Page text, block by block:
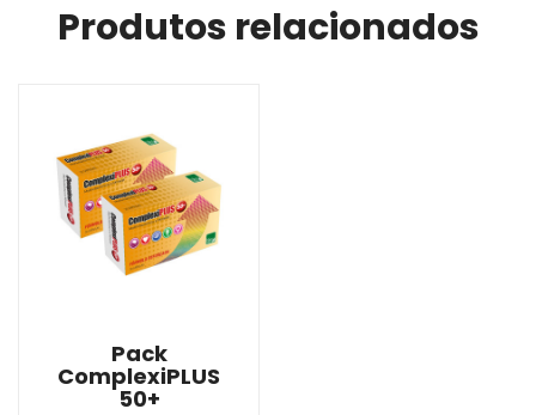
Produtos relacionados
Pack
ComplexiPLUS
50+